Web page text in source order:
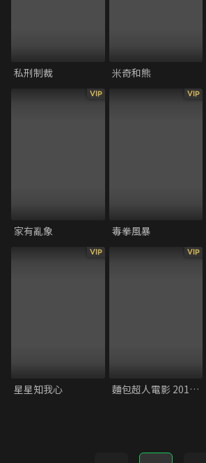
私刑制裁 米奇和熊
VIP
家有亂象
VIP
毒拳風暴
VIP
星星知我心
VIP
麵包超人電影 2019 發光吧！冰淇淋王國的香草公主